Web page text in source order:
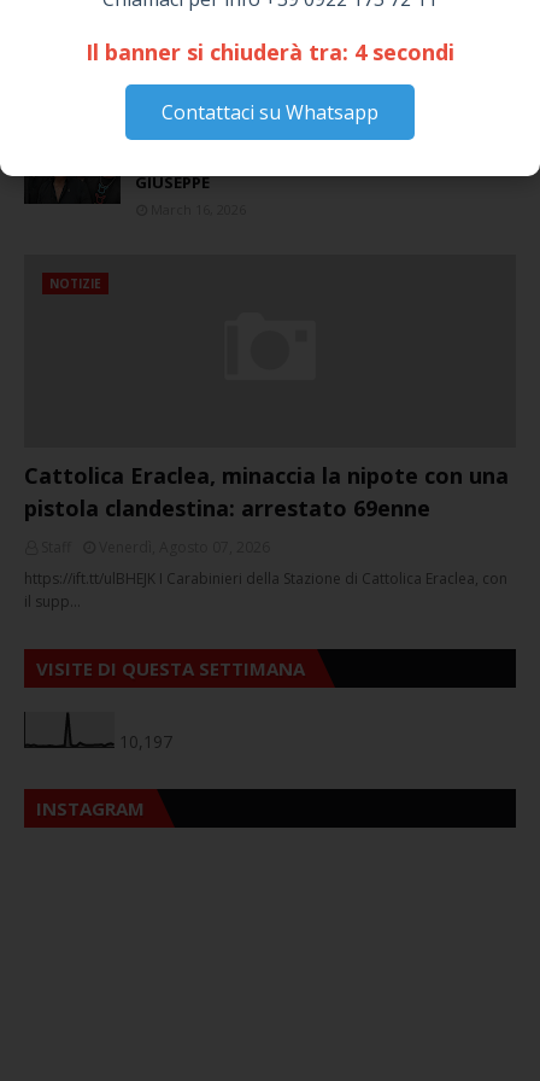
Il banner si chiuderà tra: 4secondi
Contattaci su Whatsapp
Piazza Umberto I: arrivano I Cugini di
Campagna
I “TEPPISTI DEI SOGNI” IN CONCERTO A
GIUSEPPE
NOTIZIE
Cattolica Eraclea, minaccia la nipote con una
pistola clandestina: arrestato 69enne
https://ift.tt/ulBHEJK I Carabinieri della Stazione di Cattolica Eraclea, con
il supp…
VISITE DI QUESTA SETTIMANA
10,197
INSTAGRAM